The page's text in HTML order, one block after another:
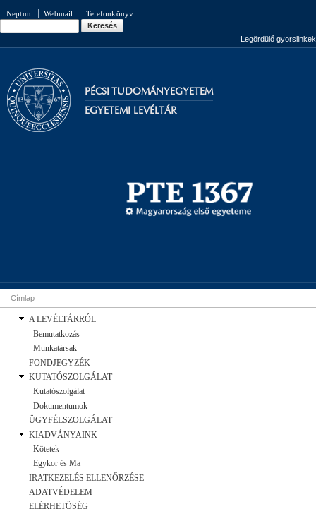
tartalomra
Neptun Webmail Telefonkönyv
Keresés űrlap
Legördülő gyorslinkek
PÉCSI TUDOMÁNYEGYETEM
EGYETEMI LEVÉLTÁR
Jelenlegi hely
Címlap
A LEVÉLTÁRRÓL
Bemutatkozás
Munkatársak
FONDJEGYZÉK
KUTATÓSZOLGÁLAT
Kutatószolgálat
Dokumentumok
ÜGYFÉLSZOLGÁLAT
KIADVÁNYAINK
Kötetek
Egykor és Ma
IRATKEZELÉS ELLENŐRZÉSE
ADATVÉDELEM
ELÉRHETŐSÉG